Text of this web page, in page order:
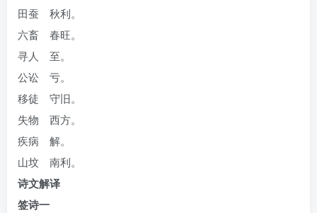
田蚕 秋利。
六畜 春旺。
寻人 至。
公讼 亏。
移徒 守旧。
失物 西方。
疾病 解。
山坟 南利。
诗文解译
签诗一